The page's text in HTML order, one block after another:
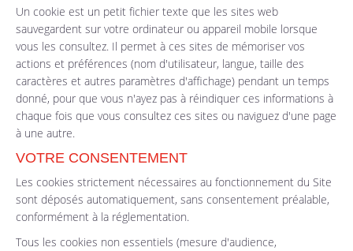
Un cookie est un petit fichier texte que les sites web
sauvegardent sur votre ordinateur ou appareil mobile lorsque
vous les consultez. Il permet à ces sites de mémoriser vos
actions et préférences (nom d'utilisateur, langue, taille des
caractères et autres paramètres d'affichage) pendant un temps
donné, pour que vous n'ayez pas à réindiquer ces informations à
chaque fois que vous consultez ces sites ou naviguez d'une page
à une autre.
VOTRE CONSENTEMENT
Les cookies strictement nécessaires au fonctionnement du Site
sont déposés automatiquement, sans consentement préalable,
conformément à la réglementation.
Tous les cookies non essentiels (mesure d'audience,